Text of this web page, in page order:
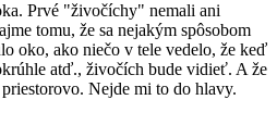
Prvé "živočíchy" nemali ani
tomu, že sa nejakým spôsobom
oko, ako niečo v tele vedelo, že keď
atď., živočích bude vidieť. A že
Nejde mi to do hlavy.